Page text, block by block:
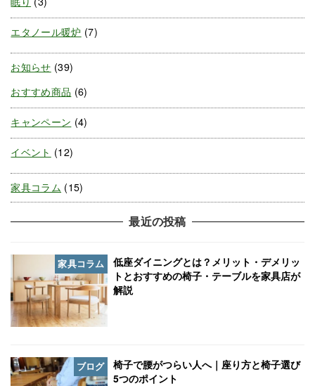
エタノール暖炉 (7)
お知らせ (39)
おすすめ商品 (6)
キャンペーン (4)
イベント (12)
家具コラム (15)
最近の投稿
家具コラム
低座ダイニングとは？メリット・デメリッ
トとおすすめの椅子・テーブルを家具店が
解説
ブログ
椅子で腰がつらい人へ｜座り方と椅子選び
5つのポイント